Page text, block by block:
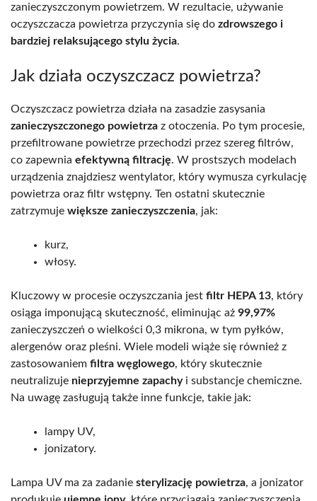
zanieczyszczonym powietrzem. W rezultacie, używanie
oczyszczacza powietrza przyczynia się do zdrowszego i
bardziej relaksującego stylu życia.
Jak działa oczyszczacz powietrza?
Oczyszczacz powietrza działa na zasadzie zasysania
zanieczyszczonego powietrza z otoczenia. Po tym procesie,
przefiltrowane powietrze przechodzi przez szereg filtrów,
co zapewnia efektywną filtrację. W prostszych modelach
urządzenia znajdziesz wentylator, który wymusza cyrkulację
powietrza oraz filtr wstępny. Ten ostatni skutecznie
zatrzymuje większe zanieczyszczenia, jak:
kurz,
włosy.
Kluczowy w procesie oczyszczania jest filtr HEPA 13, który
osiąga imponującą skuteczność, eliminując aż 99,97%
zanieczyszczeń o wielkości 0,3 mikrona, w tym pyłków,
alergenów oraz pleśni. Wiele modeli wiąże się również z
zastosowaniem filtra węglowego, który skutecznie
neutralizuje nieprzyjemne zapachyi substancje chemiczne.
Na uwagę zasługują także inne funkcje, takie jak:
lampy UV,
jonizatory.
Lampa UV ma za zadanie sterylizację powietrza, a jonizator